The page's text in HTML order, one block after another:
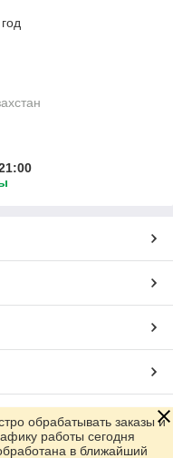
обрабатывать заказы и
работы сегодня
в ближайший